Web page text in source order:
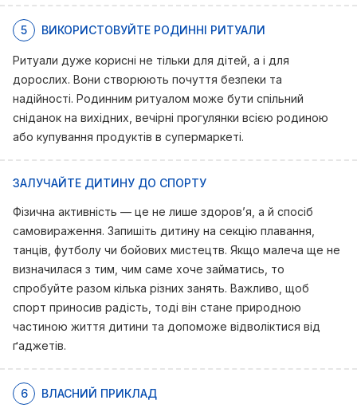
5 ВИКОРИСТОВУЙТЕ РОДИННІ РИТУАЛИ
Ритуали дуже корисні не тільки для дітей, а і для
дорослих. Вони створюють почуття безпеки та
надійності. Родинним ритуалом може бути спільний
сніданок на вихідних, вечірні прогулянки всією родиною
або купування продуктів в супермаркеті.
ЗАЛУЧАЙТЕ ДИТИНУ ДО СПОРТУ
Фізична активність — це не лише здоров’я, а й спосіб
самовираження. Запишіть дитину на секцію плавання,
танців, футболу чи бойових мистецтв. Якщо малеча ще не
визначилася з тим, чим саме хоче займатись, то
спробуйте разом кілька різних занять. Важливо, щоб
спорт приносив радість, тоді він стане природною
частиною життя дитини та допоможе відволіктися від
ґаджетів.
6 ВЛАСНИЙ ПРИКЛАД